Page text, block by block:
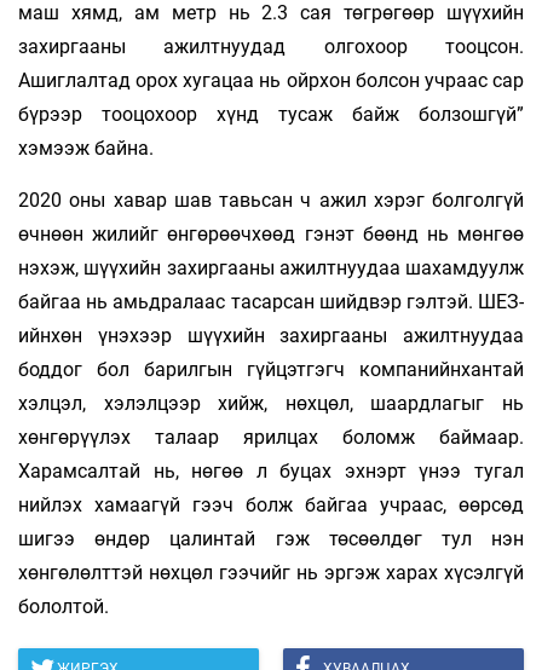
маш хямд, ам метр нь 2.3 сая төгрөгөөр шүүхийн
захиргааны ажилтнуудад олгохоор тооцсон.
Ашиглалтад орох хугацаа нь ойрхон болсон учраас сар
бүрээр тооцохоор хүнд тусаж байж болзошгүй”
хэмээж байна.
2020 оны хавар шав тавьсан ч ажил хэрэг болголгүй
өчнөөн жилийг өнгөрөөчхөөд гэнэт бөөнд нь мөнгөө
нэхэж, шүүхийн захиргааны ажилтнуудаа шахамдуулж
байгаа нь амьдралаас тасарсан шийдвэр гэлтэй. ШЕЗ-
ийнхөн үнэхээр шүүхийн захиргааны ажилтнуудаа
боддог бол барилгын гүйцэтгэгч компанийнхантай
хэлцэл, хэлэлцээр хийж, нөхцөл, шаардлагыг нь
хөнгөрүүлэх талаар ярилцах боломж баймаар.
Харамсалтай нь, нөгөө л буцах эхнэрт үнээ тугал
нийлэх хамаагүй гээч болж байгаа учраас, өөрсөд
шигээ өндөр цалинтай гэж төсөөлдөг тул нэн
хөнгөлөлттэй нөхцөл гээчийг нь эргэж харах хүсэлгүй
бололтой.